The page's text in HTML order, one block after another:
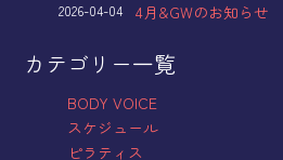
4月&GWのお知らせ
2026-04-04
カテゴリー一覧
BODY VOICE
スケジュール
ピラティス